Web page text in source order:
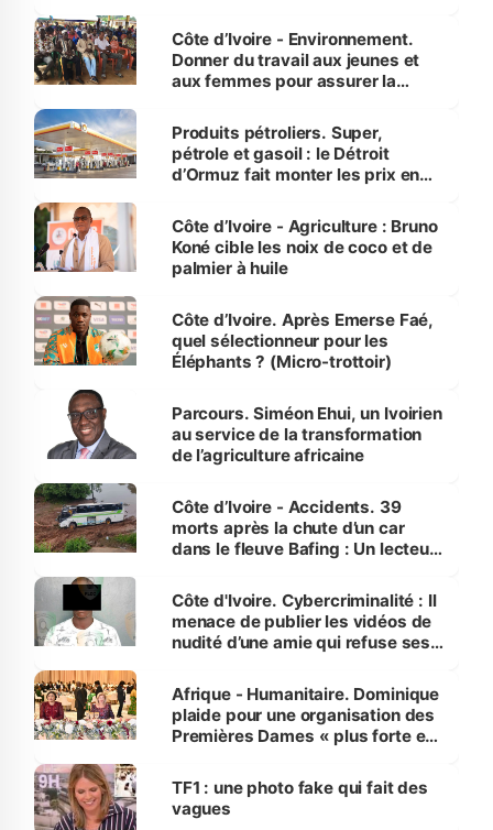
Côte d’Ivoire - Environnement.
Donner du travail aux jeunes et
aux femmes pour assurer la
menacées
Produits pétroliers. Super,
pétrole et gasoil : le Détroit
d’Ormuz fait monter les prix en
Côte d’Ivoire - Agriculture : Bruno
Koné cible les noix de coco et de
palmier à huile
Côte d’Ivoire. Après Emerse Faé,
quel sélectionneur pour les
Éléphants ? (Micro-trottoir)
Parcours. Siméon Ehui, un Ivoirien
au service de la transformation
de l’agriculture africaine
Côte d’Ivoire - Accidents. 39
morts après la chute d’un car
dans le fleuve Bafing : Un lecteur
des Transports
Côte d'Ivoire. Cybercriminalité : Il
menace de publier les vidéos de
nudité d’une amie qui refuse ses
Afrique - Humanitaire. Dominique
plaide pour une organisation des
Premières Dames « plus forte et
sur la scène internationale »
TF1 : une photo fake qui fait des
vagues